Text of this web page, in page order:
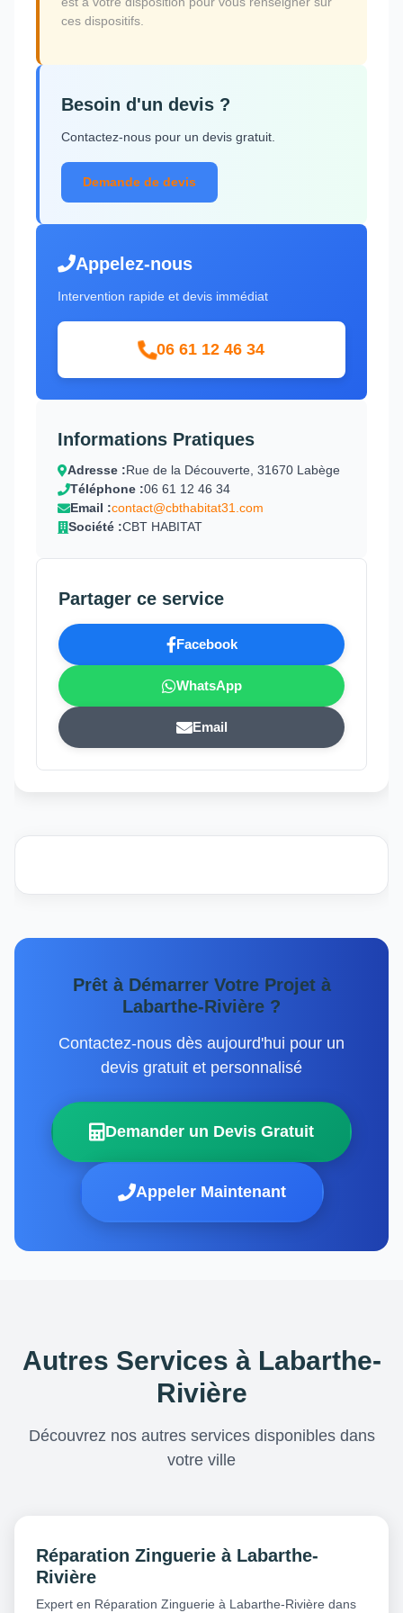
ces dispositifs.
Besoin d'un devis ?
Contactez-nous pour un devis gratuit.
Demande de devis
Appelez-nous
Intervention rapide et devis immédiat
06 61 12 46 34
Informations Pratiques
Adresse :Rue de la Découverte, 31670 Labège
Téléphone :06 61 12 46 34
Email :contact@cbthabitat31.com
Société :CBT HABITAT
Partager ce service
Facebook
WhatsApp
Email
Prêt à Démarrer Votre Projet à
Labarthe-Rivière ?
Contactez-nous dès aujourd'hui pour un
devis gratuit et personnalisé
Demander un Devis Gratuit
Appeler Maintenant
Autres Services à Labarthe-
Rivière
Découvrez nos autres services disponibles dans
votre ville
Réparation Zinguerie à Labarthe-
Rivière
Expert en Réparation Zinguerie à Labarthe-Rivière dans